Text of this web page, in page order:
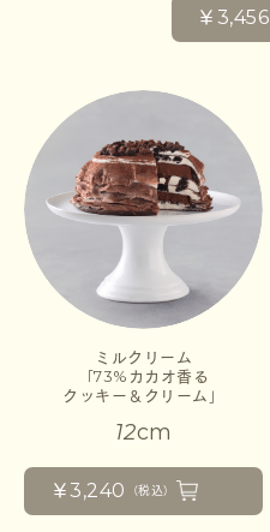
￥3,456
ミルクリーム
「73%カカオ香る
クッキー＆クリーム」
12cm
￥3,240 （税込）